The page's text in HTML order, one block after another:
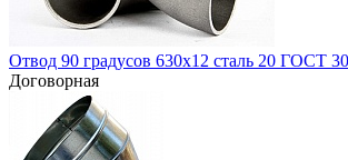
Отвод 90 градусов 630х12 сталь 20 ГОСТ
Договорная